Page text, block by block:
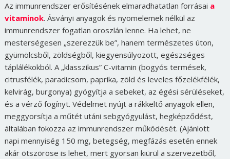
Az immunrendszer erősítésének elmaradhatatlan forrásai a
vitaminok. Ásványi anyagok és nyomelemek nélkül az
immunrendszer fogatlan oroszlán lenne. Ha lehet, ne
mesterségesen „szerezzük be”, hanem természetes úton,
gyümölcsből, zöldségből, kiegyensúlyozott, egészséges
táplálékokból. A „klasszikus” C-vitamin (bogyós termések,
citrusfélék, paradicsom, paprika, zöld és leveles főzelékfélék,
kelvirág, burgonya) gyógyítja a sebeket, az égési sérüléseket,
és a vérző fogínyt. Védelmet nyújt a rákkeltő anyagok ellen,
meggyorsítja a műtét utáni sebgyógyulást, hegképződést,
általában fokozza az immunrendszer működését. (Ajánlott
napi mennyiség 150 mg, betegség, megfázás esetén ennek
akár ötszöröse is lehet, mert gyorsan kiürül a szervezetből,